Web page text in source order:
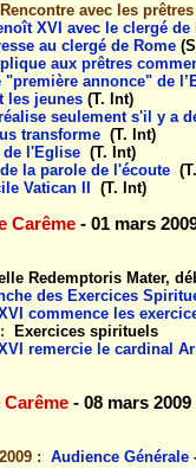
avec les
XVI avec le clergé de
au clergé de Rome
aux prêtres
"première annonce" de
les jeunes (T. Int)
seulement s'il y a
transforme (T. Int)
l'Eglise (T. Int)
la parole de l'écoute
Vatican II
(T. Int)
Carême - 01 mars
Redemptoris Mater,
des Exercices
commence les
Exercices spirituels
remercie le cardinal
Carême - 08 mars 2009
: Audience Générale